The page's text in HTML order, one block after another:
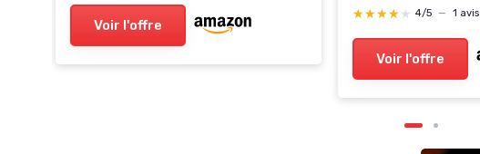
Voir l'offre
★★★★★
★★★★★ 4/5 — 1 avis
Voir l'offre